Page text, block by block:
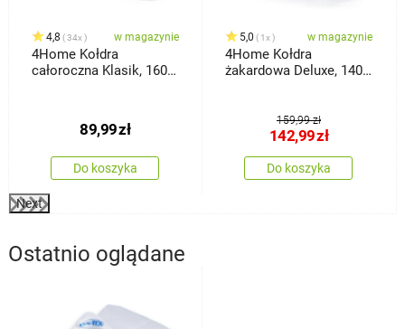
4,8 34x w magazynie
4Home Kołdra
całoroczna Klasik, 160 x
89,99zł
Do koszyka
5,0 1x w magazynie
4Home Kołdra
żakardowa Deluxe, 140 x
159,99 zł
142,99zł
Do koszyka
Next
Ostatnio oglądane